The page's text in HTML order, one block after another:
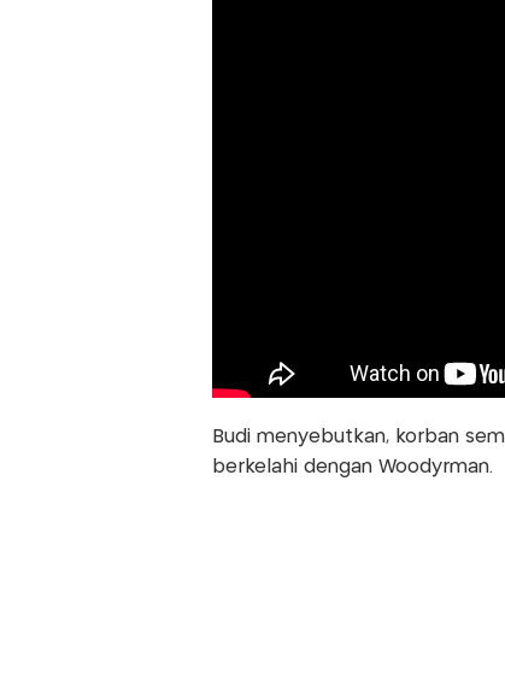
Baca Juga:
Budi menyebutkan, korban
berkelahi dengan Woodyrman.